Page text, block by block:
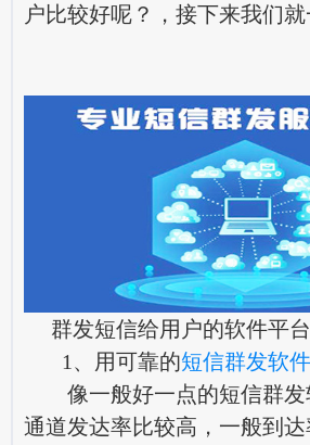
户比较好呢？，接下来我们就
群发短信给用户的软件平台
1、用可靠的短信群发软件
像一般好一点的短信群发
通道发达率比较高，一般到